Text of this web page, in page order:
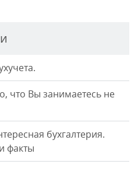
что Вы занимаетесь не
бухгалтерия.
факты